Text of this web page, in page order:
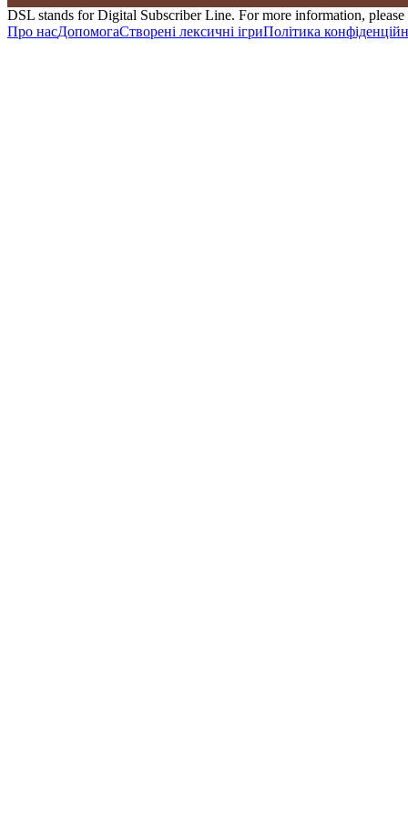
DSL stands for Digital Subscriber Line. For more information,
Про насДопомогаСтворені лексичні ігриПолітика